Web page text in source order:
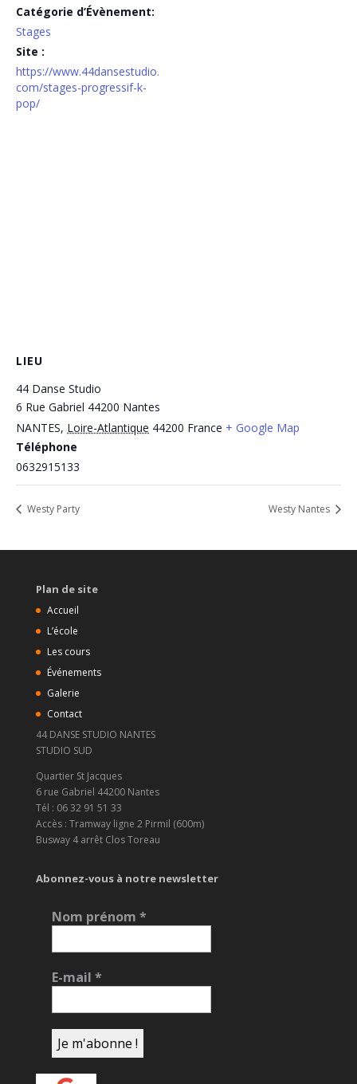
Catégorie d’Évènement:
Stages
Site :
https://www.44dansestudio.
com/stages-progressif-k-
pop/
LIEU
44 Danse Studio
6 Rue Gabriel 44200 Nantes
NANTES, Loire-Atlantique 44200 France + Google Map
Téléphone
0632915133
Westy Party Westy Nantes
Plan de site
Accueil
L’école
Les cours
Événements
Galerie
Contact
44 DANSE STUDIO NANTES
STUDIO SUD
Quartier St Jacques
6 rue Gabriel 44200 Nantes
Tél : 06 32 91 51 33
Accès : Tramway ligne 2 Pirmil (600m)
Busway 4 arrêt Clos Toreau
Abonnez-vous à notre newsletter
Nom prénom *
E-mail *